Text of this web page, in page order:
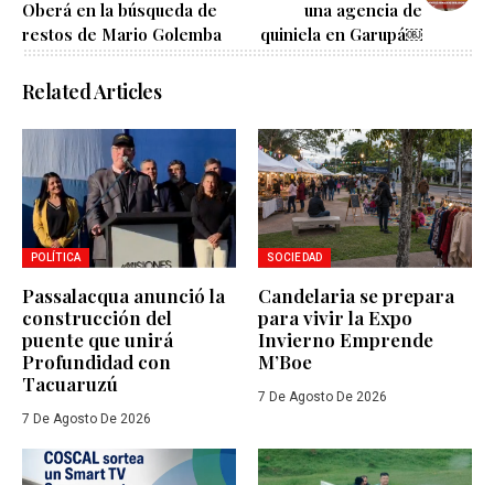
Oberá en la búsqueda de
restos de Mario Golemba
una agencia de
quiniela en Garupá￼
Related Articles
POLÍTICA
Passalacqua anunció la
construcción del
puente que unirá
Profundidad con
Tacuaruzú
7 De Agosto De 2026
SOCIEDAD
Candelaria se prepara
para vivir la Expo
Invierno Emprende
M’Boe
7 De Agosto De 2026